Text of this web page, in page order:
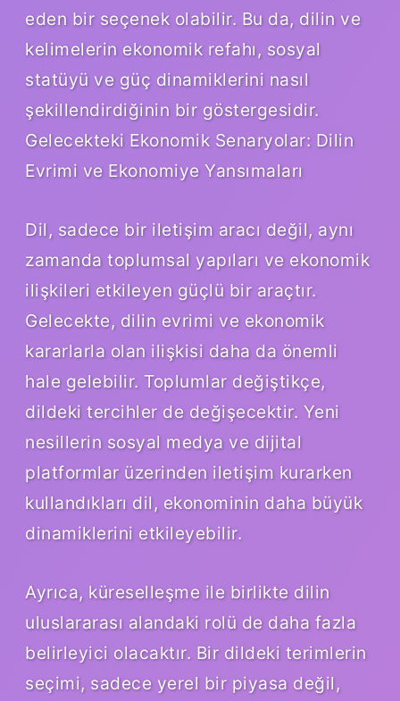
eden bir seçenek olabilir. Bu da, dilin ve
kelimelerin ekonomik refahı, sosyal
statüyü ve güç dinamiklerini nasıl
şekillendirdiğinin bir göstergesidir.
Gelecekteki Ekonomik Senaryolar: Dilin
Evrimi ve Ekonomiye Yansımaları
Dil, sadece bir iletişim aracı değil, aynı
zamanda toplumsal yapıları ve ekonomik
ilişkileri etkileyen güçlü bir araçtır.
Gelecekte, dilin evrimi ve ekonomik
kararlarla olan ilişkisi daha da önemli
hale gelebilir. Toplumlar değiştikçe,
dildeki tercihler de değişecektir. Yeni
nesillerin sosyal medya ve dijital
platformlar üzerinden iletişim kurarken
kullandıkları dil, ekonominin daha büyük
dinamiklerini etkileyebilir.
Ayrıca, küreselleşme ile birlikte dilin
uluslararası alandaki rolü de daha fazla
belirleyici olacaktır. Bir dildeki terimlerin
seçimi, sadece yerel bir piyasa değil,